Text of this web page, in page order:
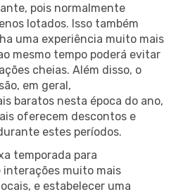
pois normalmente
lotados. Isso também
uma experiência muito mais
mesmo tempo poderá evitar
cheias. Além disso, o
em geral,
baratos nesta época do ano,
oferecem descontos e
estes períodos.
temporada para
interações muito mais
e estabelecer uma